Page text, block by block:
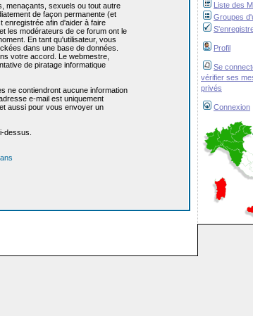
Liste des
Groupes
Profil
Se
vérifier ses
privés
Connexion
menaçants, sexuels ou tout autre
de façon permanente (et
afin d'aider à faire
les modérateurs de ce forum ont le
En tant qu'utilisateur, vous
dans une base de données.
votre accord. Le webmestre,
de piratage informatique
ne contiendront aucune information
e-mail est uniquement
aussi pour vous envoyer un
dessus.